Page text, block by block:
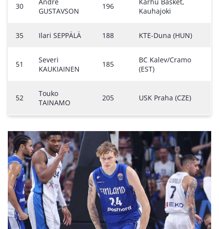
30
GUSTAVSON
196
Kauhajoki
35 Ilari SEPPÄLÄ 188 KTE-Duna (HUN)
51
Severi
KAUKIAINEN
185
BC Kalev/Cramo
(EST)
52
Touko
TAINAMO
205 USK Praha (CZE)